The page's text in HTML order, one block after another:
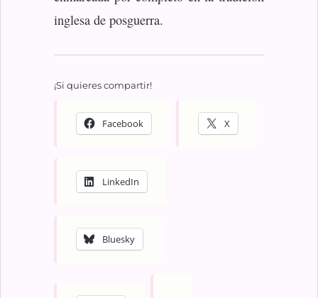
inglesa de posguerra.
¡Si quieres compartir!
Facebook X
LinkedIn
Bluesky